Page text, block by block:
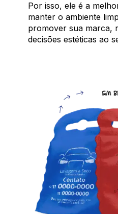
Por isso, ele é a
manter o ambiente
promover sua marca,
decisões estéticas ao